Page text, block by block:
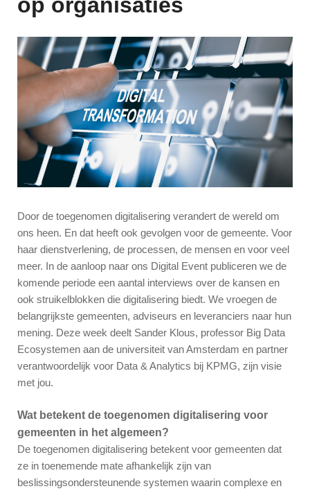
Door de toegenomen digitalisering verandert de wereld om
ons heen. En dat heeft ook gevolgen voor de gemeente. Voor
haar dienstverlening, de processen, de mensen en voor veel
meer. In de aanloop naar ons Digital Event publiceren we de
komende periode een aantal interviews over de kansen en
ook struikelblokken die digitalisering biedt. We vroegen de
belangrijkste gemeenten, adviseurs en leveranciers naar hun
mening. Deze week deelt Sander Klous, professor Big Data
Ecosystemen aan de universiteit van Amsterdam en partner
verantwoordelijk voor Data & Analytics bij KPMG, zijn visie
met jou.
Wat betekent de toegenomen digitalisering voor
gemeenten in het algemeen?
De toegenomen digitalisering betekent voor gemeenten dat
ze in toenemende mate afhankelijk zijn van
beslissingsondersteunende systemen waarin complexe en